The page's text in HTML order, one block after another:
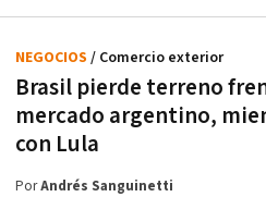
Brasil pierde terreno
mercado argentino,
con Lula
NEGOCIOS / Comercio exterior
PorAndrés Sanguinetti